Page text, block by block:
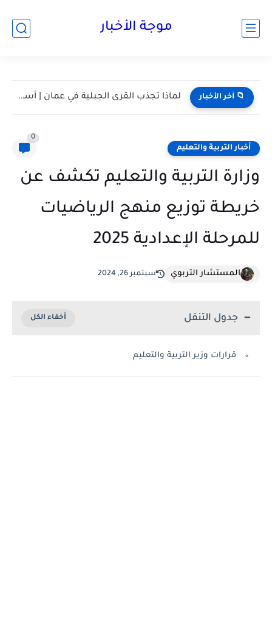
موجة الأخبار
📁 آخر الأخبار مسقط واحدة من أكثر المدن هدوءا في الخليج | أعرف...
أخبار التربية والتعليم
0
وزارة التربية والتعليم تكشف عن
خريطة توزيع منهج الرياضيات
للمرحلة الإعدادية 2025
المستشار التربوي سبتمبر 26, 2024
جدول التنقل
قرارات وزير التربية والتعليم